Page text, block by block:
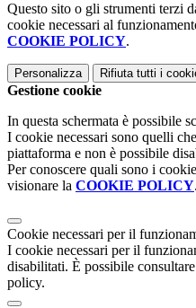
Questo sito o gli strumenti terzi
cookie necessari al
COOKIE POLICY.
Personalizza Rifiuta tutti i
Gestione cookie
In questa schermata è possibile
I cookie necessari sono quelli
piattaforma e non è possibile
Per conoscere quali sono i
visionare la COOKIE POLICY.
Cookie necessari per il
I cookie necessari per il
disabilitati. È possibile
policy.